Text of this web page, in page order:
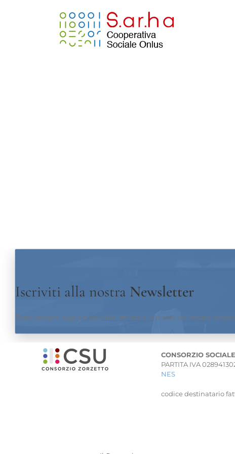
Iscriviti alla nostra Newsletter
Resta sempre aggiornato sulle attività e le novità del nostro
CONSORZIO
PARTITA IVA
NES
codice destinatario